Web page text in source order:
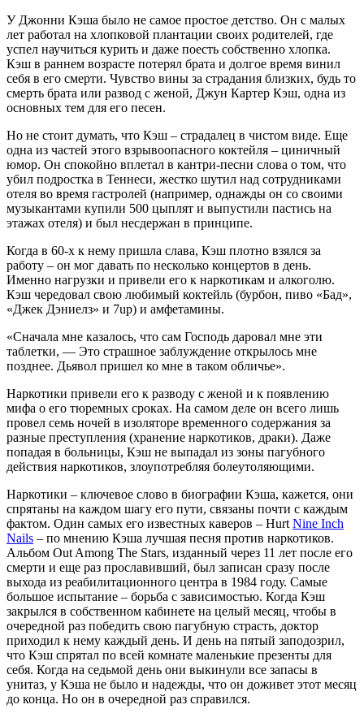
У Джонни Кэша было не самое простое детство. Он с малых
лет работал на хлопковой плантации своих родителей, где
успел научиться курить и даже поесть собственно хлопка.
Кэш в раннем возрасте потерял брата и долгое время винил
себя в его смерти. Чувство вины за страдания близких, будь то
смерть брата или развод с женой, Джун Картер Кэш, одна из
основных тем для его песен.
Но не стоит думать, что Кэш – страдалец в чистом виде. Еще
одна из частей этого взрывоопасного коктейля – циничный
юмор. Он спокойно вплетал в кантри-песни слова о том, что
убил подростка в Теннеси, жестко шутил над сотрудниками
отеля во время гастролей (например, однажды он со своими
музыкантами купили 500 цыплят и выпустили пастись на
этажах отеля) и был несдержан в принципе.
Когда в 60-х к нему пришла слава, Кэш плотно взялся за
работу – он мог давать по несколько концертов в день.
Именно нагрузки и привели его к наркотикам и алкоголю.
Кэш чередовал свою любимый коктейль (бурбон, пиво «Бад»,
«Джек Дэниелз» и 7up) и амфетамины.
«Сначала мне казалось, что сам Господь даровал мне эти
таблетки, — Это страшное заблуждение открылось мне
позднее. Дьявол пришел ко мне в таком обличье».
Наркотики привели его к разводу с женой и к появлению
мифа о его тюремных сроках. На самом деле он всего лишь
провел семь ночей в изоляторе временного содержания за
разные преступления (хранение наркотиков, драки). Даже
попадая в больницы, Кэш не выпадал из зоны пагубного
действия наркотиков, злоупотребляя болеутоляющими.
Наркотики – ключевое слово в биографии Кэша, кажется, они
спрятаны на каждом шагу его пути, связаны почти с каждым
фактом. Один самых его известных каверов – Hurt Nine Inch
Nails – по мнению Кэша лучшая песня против наркотиков.
Альбом Out Among The Stars, изданный через 11 лет после его
смерти и еще раз прославивший, был записан сразу после
выхода из реабилитационного центра в 1984 году. Самые
большое испытание – борьба с зависимостью. Когда Кэш
закрылся в собственном кабинете на целый месяц, чтобы в
очередной раз победить свою пагубную страсть, доктор
приходил к нему каждый день. И день на пятый заподозрил,
что Кэш спрятал по всей комнате маленькие презенты для
себя. Когда на седьмой день они выкинули все запасы в
унитаз, у Кэша не было и надежды, что он доживет этот месяц
до конца. Но он в очередной раз справился.